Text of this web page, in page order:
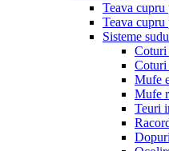
Teava cupru
Teava cupru
Sisteme
Coturi
Coturi
Mufe
Mufe
Teuri